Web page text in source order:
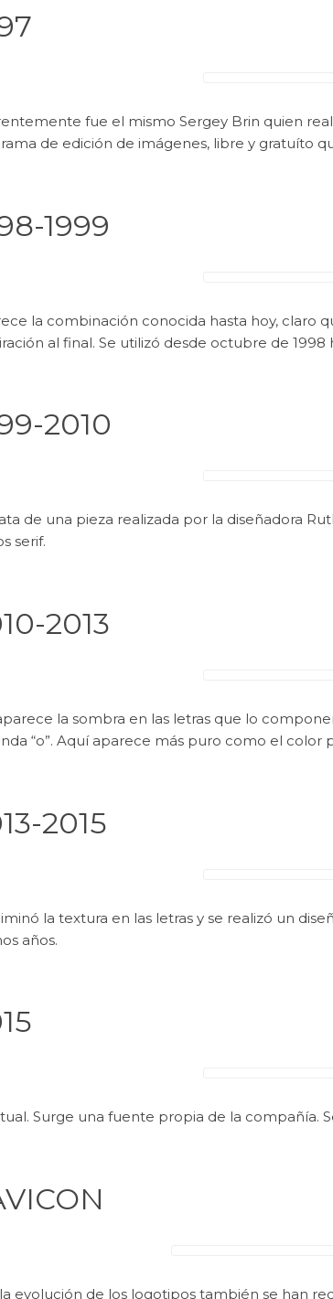
fue el mismo Sergey Brin quien
de edición de imágenes, libre y gratuíto
1999
la combinación conocida hasta hoy, claro
al final. Se utilizó desde octubre de 1998
2010
de una pieza realizada por la diseñadora
serif.
2013
la sombra en las letras que lo
“o”. Aquí aparece más puro como el color
2015
la textura en las letras y se realizó un
años.
Surge una fuente propia de la compañía.
evolución de los logotipos también se han